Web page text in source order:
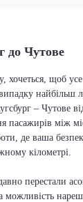
до Чутове
хочеться, щоб
найбільш
– Чутове
пасажирів між
де ваша
кілометрі.
перестали
можливість